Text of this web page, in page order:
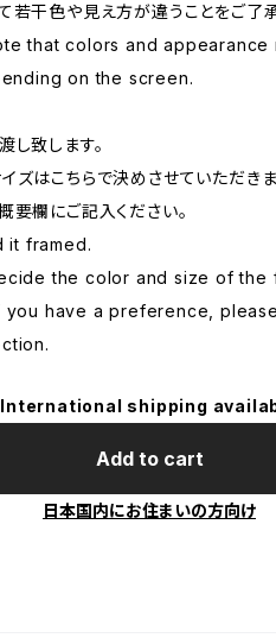
若干色や見え方が違うことをご了承
that colors and appearance
on the screen.
致します。
ズはこちらで決めさせていただきま
要欄にご記入ください。
it framed.
the color and size of the
you have a preference,
International shipping
Add to cart
日本国内にお住まいの方向け